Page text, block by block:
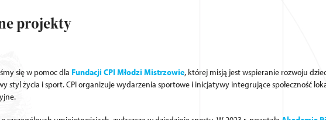
projekty
się w pomoc dla Fundacji CPI Młodzi Mistrzowie, której misją jest wspieranie rozwoju
styl życia i sport. CPI organizuje wydarzenia sportowe i inicjatywy integrujące społeczność